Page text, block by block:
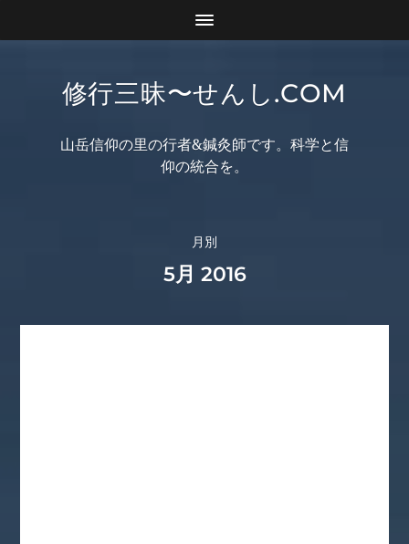
修行三昧〜せんし.COM
山岳信仰の里の行者&鍼灸師です。科学と信
仰の統合を。
月別
5月 2016